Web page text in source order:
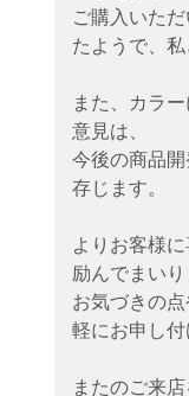
ご購入いた
たようで、
また、カラ
意見は、
今後の商品開
存じます。
よりお客様
励んでまいり
お気づきの
軽にお申し付
またのご来